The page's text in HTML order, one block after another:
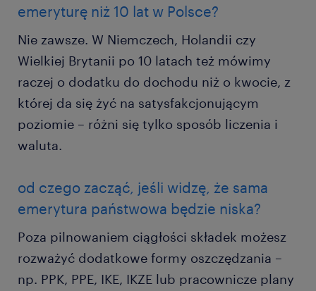
emeryturę niż 10 lat w Polsce?
Nie zawsze. W Niemczech, Holandii czy
Wielkiej Brytanii po 10 latach też mówimy
raczej o dodatku do dochodu niż o kwocie, z
której da się żyć na satysfakcjonującym
poziomie – różni się tylko sposób liczenia i
waluta.
od czego zacząć, jeśli widzę, że sama
emerytura państwowa będzie niska?
Poza pilnowaniem ciągłości składek możesz
rozważyć dodatkowe formy oszczędzania –
np. PPK, PPE, IKE, IKZE lub pracownicze plany